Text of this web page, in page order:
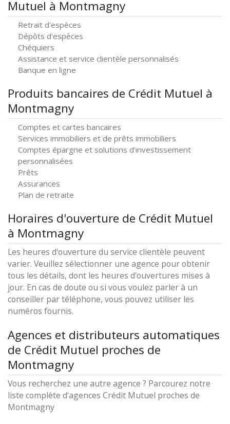
Mutuel à Montmagny
Retrait d'espèces
Dépôts d'espèces
Chéquiers
Assistance et service clientèle personnalisés
Banque en ligne
Produits bancaires de Crédit Mutuel à
Montmagny
Comptes et cartes bancaires
Services immobiliers et de prêts immobiliers
Comptes épargne et solutions d'investissement
personnalisées
Prêts
Assurances
Plan de retraite
Horaires d'ouverture de Crédit Mutuel
à Montmagny
Les heures d'ouverture du service clientèle peuvent
varier. Veuillez sélectionner une agence pour obtenir
tous les détails, dont les heures d'ouvertures mises à
jour. En cas de doute ou si vous voulez parler à un
conseiller par téléphone, vous pouvez utiliser les
numéros fournis.
Agences et distributeurs automatiques
de Crédit Mutuel proches de
Montmagny
Vous recherchez une autre agence ? Parcourez notre
liste complète d'agences Crédit Mutuel proches de
Montmagny